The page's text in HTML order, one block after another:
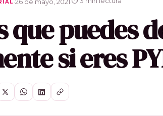
que puedes
si eres